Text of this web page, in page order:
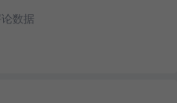
数据